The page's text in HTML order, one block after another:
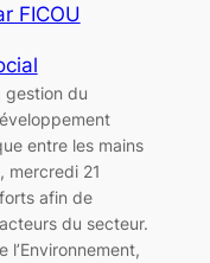
FICOU
gestion du
entre les mains
mercredi 21
afin de
du secteur.
l’Environnement,